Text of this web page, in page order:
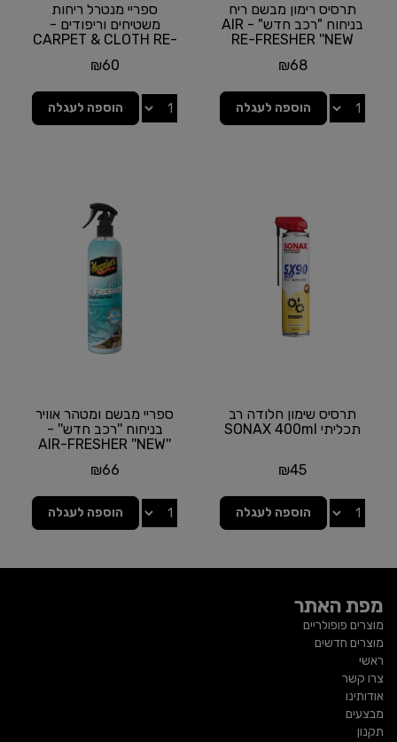
תרסיס רימון מבשם ריח
בניחוח "רכב חדש" - AIR
RE-FRESHER ''NEW
₪68
הוספה לעגלה
ספריי מנטרל ריחות
משטיחים וריפודים -
CARPET & CLOTH RE-
MEGUIAR'S |...
₪60
הוספה לעגלה
תרסיס שימון חלודה רב
תכליתי SONAX 400ml
₪45
הוספה לעגלה
ספריי מבשם ומטהר אוויר
בניחוח ''רכב חדש'' -
''AIR-FRESHER ''NEW
₪66
הוספה לעגלה
מפת האתר
מוצרים פופולריים
מוצרים חדשים
ראשי
צרו קשר
אודותינו
מבצעים
תקנון